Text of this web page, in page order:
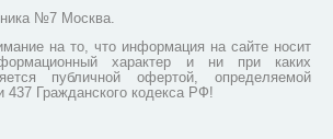
№7 Москва.
на то, что информация на сайте носит
характер и ни при каких
публичной офертой, определяемой
437 Гражданского кодекса РФ!